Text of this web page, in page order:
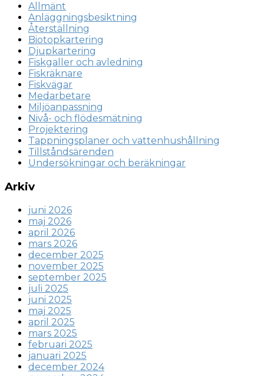
Allmänt
Anläggningsbesiktning
Återställning
Biotopkartering
Djupkartering
Fiskgaller och avledning
Fiskräknare
Fiskvägar
Medarbetare
Miljöanpassning
Nivå- och flödesmätning
Projektering
Tappningsplaner och vattenhushållning
Tillståndsärenden
Undersökningar och beräkningar
Arkiv
juni 2026
maj 2026
april 2026
mars 2026
december 2025
november 2025
september 2025
juli 2025
juni 2025
maj 2025
april 2025
mars 2025
februari 2025
januari 2025
december 2024